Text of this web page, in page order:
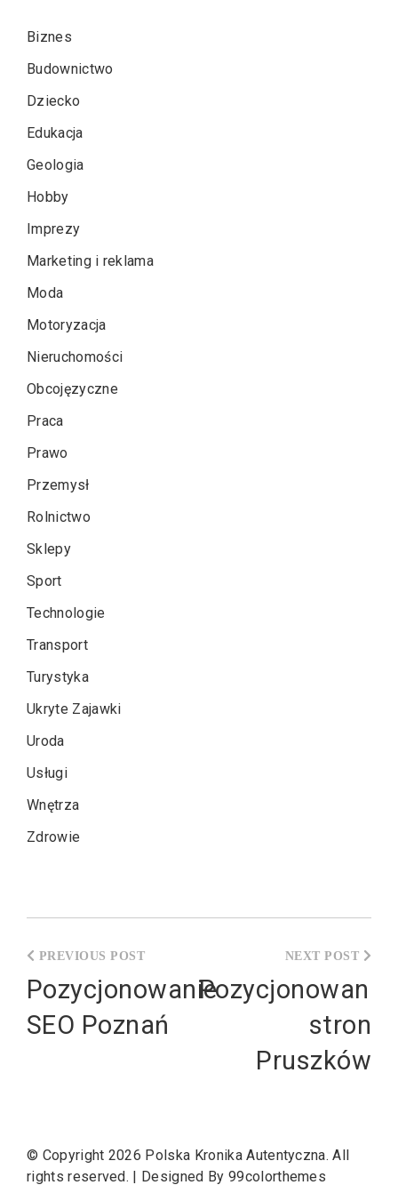
Biznes
Budownictwo
Dziecko
Edukacja
Geologia
Hobby
Imprezy
Marketing i reklama
Moda
Motoryzacja
Nieruchomości
Obcojęzyczne
Praca
Prawo
Przemysł
Rolnictwo
Sklepy
Sport
Technologie
Transport
Turystyka
Ukryte Zajawki
Uroda
Usługi
Wnętrza
Zdrowie
wpisu
Pozycjonowanie
SEO Poznań
Pozycjonowanie
stron
Pruszków
© Copyright 2026 Polska Kronika Autentyczna. All
rights reserved.
Designed By 99colorthemes